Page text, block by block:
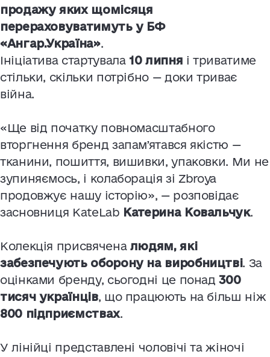
продажу яких щомісяця
перераховуватимуть у БФ
«Ангар.Україна».
Ініціатива стартувала 10 липня і триватиме
стільки, скільки потрібно — доки триває
війна.
«Ще від початку повномасштабного
вторгнення бренд запамʼятався якістю —
тканини, пошиття, вишивки, упаковки. Ми не
зупиняємось, і колаборація зі Zbroya
продовжує нашу історію», — розповідає
засновниця KateLab Катерина Ковальчук.
Колекція присвячена людям, які
забезпечують оборону на виробництві. За
оцінками бренду, сьогодні це понад300
тисяч українців, що працюють на більш ніж
800 підприємствах.
У лінійці представлені чоловічі та жіночі